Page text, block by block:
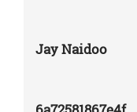
Jay Naidoo